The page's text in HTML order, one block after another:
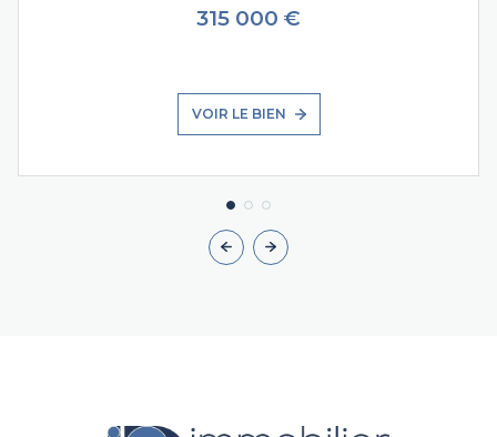
315 000 €
VOIR LE BIEN